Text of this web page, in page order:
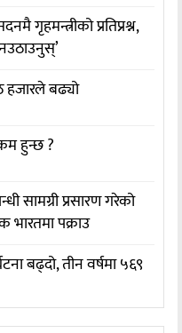
गृहमन्त्रीको प्रतिप्रश्न,
बढ्यो
हुन्छ ?
सामग्री प्रसारण गरेको
भारतमा पक्राउ
बढ्दो, तीन वर्षमा ५६९